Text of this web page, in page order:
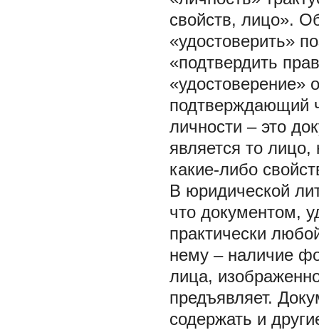
свойств, лицо».
«удостоверить»
«подтвердить
«удостоверение»
подтверждающий
личности – это
является то
какие-либо
В юридической
что документом,
практически
нему – наличие
лица,
предъявляет.
содержать и